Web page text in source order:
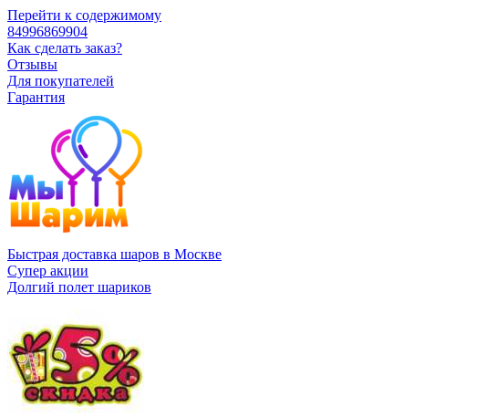
Перейти к содержимому
84996869904
Как сделать заказ?
Отзывы
Для покупателей
Гарантия
Быстрая доставка шаров в Москве
Супер акции
Долгий полет шариков